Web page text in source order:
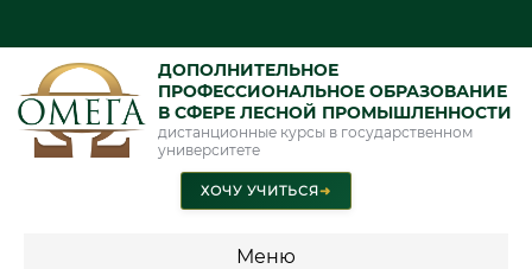
ДОПОЛНИТЕЛЬНОЕ
ПРОФЕССИОНАЛЬНОЕ ОБРАЗОВАНИЕ
В СФЕРЕ ЛЕСНОЙ ПРОМЫШЛЕННОСТИ
дистанционные курсы в государственном
университете
ХОЧУ УЧИТЬСЯ➜
Меню